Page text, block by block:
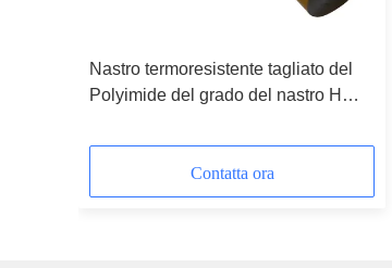
Nastro termoresistente tagliato del
Polyimide del grado del nastro H
Contatta ora